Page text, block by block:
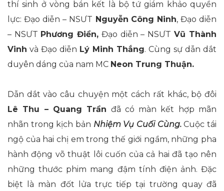
thí sinh ở vòng bán kết là bộ tứ giám khảo quyền
lực: Đạo diễn – NSƯT Nguyễn Công Ninh, Đạo diễn
– NSƯT Phương Điền,Đạo diễn – NSƯT Vũ Thành
Vinh và Đạo diễn Lý Minh Thắng. Cùng sự dẫn dắt
duyên dáng của nam MC Neon Trung Thuận.
Dẫn dắt vào câu chuyện một cách rất khác, bộ đôi
Lê Thu – Quang Trần đã có màn kết hợp mãn
nhãn trong kịch bản Nhiệm Vụ Cuối Cùng.Cuộc tái
ngộ của hai chị em trong thế giới ngầm, những pha
hành động võ thuật lôi cuốn của cả hai đã tạo nên
những thước phim mang đậm tính điện ảnh. Đặc
biệt là màn đốt lửa trực tiếp tại trường quay đã